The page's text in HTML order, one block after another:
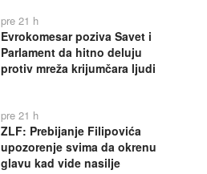
pre 21 h
Evrokomesar poziva Savet i
Parlament da hitno deluju
protiv mreža krijumčara ljudi
pre 21 h
ZLF: Prebijanje Filipovića
upozorenje svima da okrenu
glavu kad vide nasilje